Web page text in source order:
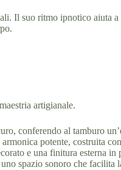
Il suo ritmo ipnotico aiuta
artigianale.
conferendo al tamburo
potente, costruita
e una finitura esterna in
spazio sonoro che